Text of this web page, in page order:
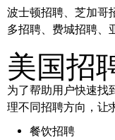
波士顿招聘、芝加哥
多招聘、费城招聘、
美国招
为了帮助用户快速找
理不同招聘方向，让
餐饮招聘